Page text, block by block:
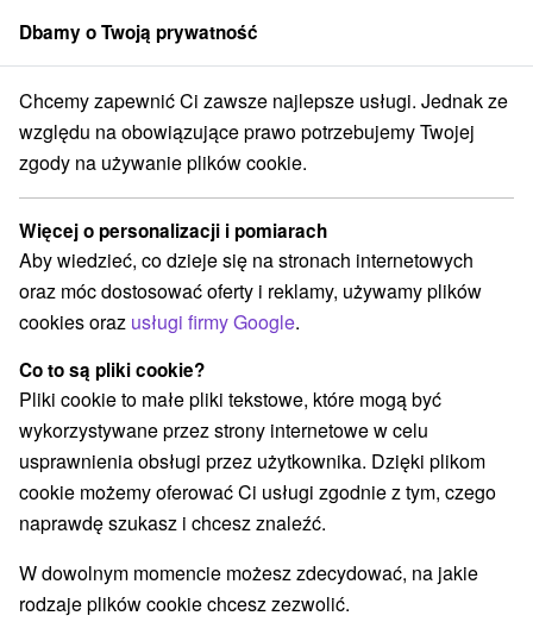
członek grupySorger
na Słowacji Wieże obserwacyjne i chodniki Horné Považie
Wieże obserwacyjne i chodniki
Horné Považie
Kategorie
Wszystkie kategorie
Aquaparki, baseny
Túry a turistické chodníky
Amfiteatry i kina w przyrodzie(1) Źródła(1)
Rafting, rafting, rafting(2) Zamki(1) Chaty górskie
Teatry(2) Skanseny (2) Sporty(3)
Zamki, pałace, ruiny(7)
Wieże obserwacyjne i chodniki(5)
Planetarium i obserwatorium(1)
Jeziora, jeziora, zbiorniki wodne(1) Wodospady
Dbamy o Twoją prywatność
Chcemy zapewnić Ci zawsze najlepsze usługi. Jednak ze
względu na obowiązujące prawo potrzebujemy Twojej
zgody na używanie plików cookie.
Więcej o personalizacji i pomiarach
Aby wiedzieć, co dzieje się na stronach internetowych
oraz móc dostosować oferty i reklamy, używamy plików
cookies oraz usługi firmy Google.
Co to są pliki cookie?
Pliki cookie to małe pliki tekstowe, które mogą być
wykorzystywane przez strony internetowe w celu
usprawnienia obsługi przez użytkownika. Dzięki plikom
cookie możemy oferować Ci usługi zgodnie z tym, czego
naprawdę szukasz i chcesz znaleźć.
W dowolnym momencie możesz zdecydować, na jakie
rodzaje plików cookie chcesz zezwolić.